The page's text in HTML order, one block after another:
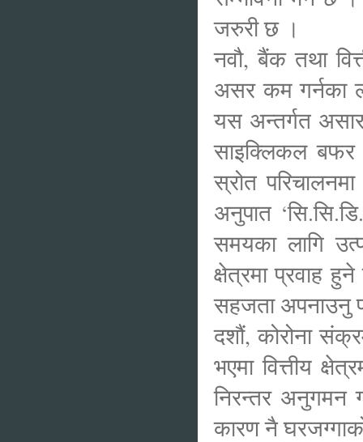
जरुरी छ ।
नवौ, बैंक तथा
असर कम गर्नका
यस अन्तर्गत असार
साइक्लिकल बफर
स्रोत
अनुपात
समयका लागि
क्षेत्रमा प्रवाह
सहजता अपनाउनु
दशौं, कोरोना
भएमा वित्तीय
निरन्तर
कारण नै